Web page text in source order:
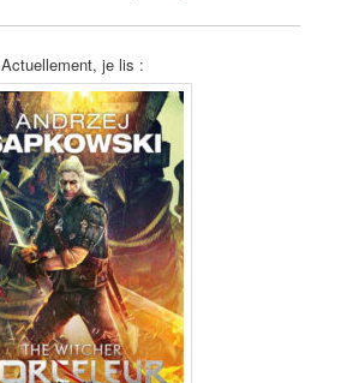
Actuellement, je lis :